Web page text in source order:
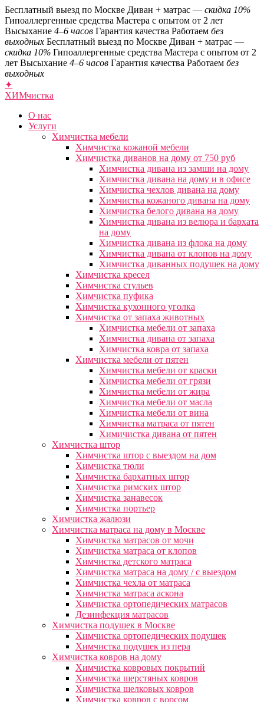
Бесплатный выезд по Москве Диван + матрас — скидка 10%
Гипоаллергенные средства Мастера с опытом от 2 лет
Высыхание 4–6 часов Гарантия качества Работаем без
выходных Бесплатный выезд по Москве Диван + матрас —
скидка 10% Гипоаллергенные средства Мастера с опытом от 2
лет Высыхание 4–6 часов Гарантия качества Работаем без
выходных
✦
ХИМчистка
О нас
Услуги
Химчистка мебели
Химчистка кожаной мебели
Химчистка диванов на дому от 750 руб
Химчистка дивана из замши на дому
Химчистка дивана на дому и в офисе
Химчистка чехлов дивана на дому
Химчистка кожаного дивана на дому
Химчистка белого дивана на дому
Химчистка дивана из велюра и бархата
на дому
Химчистка дивана из флока на дому
Химчистка дивана от клопов на дому
Химчистка диванных подушек на дому
Химчистка кресел
Химчистка стульев
Химчистка пуфика
Химчистка кухонного уголка
Химчистка от запаха животных
Химчистка мебели от запаха
Химчистка дивана от запаха
Химчистка ковра от запаха
Химчистка мебели от пятен
Химчистка мебели от краски
Химчистка мебели от грязи
Химчистка мебели от жира
Химчистка мебели от масла
Химчистка мебели от вина
Химчистка матраса от пятен
Химичистка дивана от пятен
Химчистка штор
Химчистка штор с выездом на дом
Химчистка тюли
Химчистка бархатных штор
Химчистка римских штор
Химчистка занавесок
Химчистка портьер
Химчистка жалюзи
Химчистка матраса на дому в Москве
Химчистка матрасов от мочи
Химчистка матраса от клопов
Химчистка детского матраса
Химчистка матраса на дому / с выездом
Химчистка чехла от матраса
Химчистка матраса аскона
Химчистка ортопедических матрасов
Дезинфекция матрасов
Химчистка подушек в Москве
Химчистка ортопедических подушек
Химчистка подушек из пера
Химчистка ковров на дому
Химчистка ковровых покрытий
Химчистка шерстяных ковров
Химчистка шелковых ковров
Химчистка ковров с ворсом